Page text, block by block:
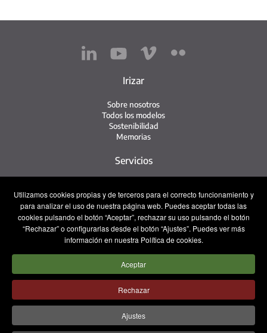
Utilizamos cookies propias y de terceros para el correcto funcionamiento y
para analizar el uso de nuestra página web. Puedes aceptar todas las
cookies pulsando el botón “Aceptar”, rechazar su uso pulsando el botón
“Rechazar” o configurarlas desde el botón “Ajustes”. Puedes ver más
información en nuestra Política de cookies.
Aceptar
Rechazar
Ajustes
Irizar
Sobre nosotros
Todos los modelos
Sostenibilidad
Memorias
Servicios
Servicio Irizar
iService
Usados
Contacto
Prensa
Contacto
Trabaja con nosotros